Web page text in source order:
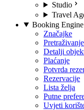
Studio
Travel
Booking Engine
Značajke
Pretraživanje
Detalji
Plaćanje
Potvrda
Rezervacije
Lista želja
Putne
Uvjeti